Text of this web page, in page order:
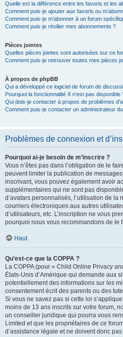
Quelle est la différence entre les favoris et les
Comment puis-je ajouter aux favoris ou
Comment puis-je m’abonner à un forum
Comment puis-je résilier mes abonnements ?
Pièces jointes
Quelles pièces jointes sont autorisées sur ce
Comment puis-je retrouver toutes mes pièces
À propos de phpBB
Qui a développé ce logiciel de forum de
Pourquoi la fonctionnalité X n’est pas disponible
Qui dois-je contacter à propos de problèmes
Comment puis-je contacter un administrateur
Problèmes de connexion et
Pourquoi ai-je besoin de m’inscrire ?
Vous n’êtes pas dans l’obligation de le
peuvent limiter la publication de
inscrivant, vous pouvez également avoir
supplémentaires qui ne sont pas
d’avatars personnalisés, l’utilisation de la
courriers électroniques aux autres
d’utilisateurs, etc. L’inscription ne vous
pourquoi nous vous recommandons de le
Haut
Qu’est-ce que la COPPA ?
La COPPA (pour « Child Online Privacy
États-Unis d’Amérique qui demande aux
potentiellement des informations sur les
consentement écrit des parents ou des
Si vous ne savez pas si cette loi
moins de 13 ans inscrits sur votre forum,
un conseiller juridique qui pourra vous
Limited et que les propriétaires de ce
d’assistance légale et ne doivent donc